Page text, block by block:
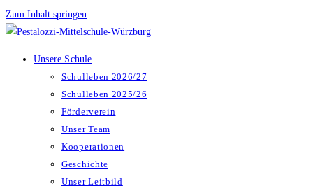
Zum Inhalt springen
Unsere Schule
Schulleben 2026/27
Schulleben 2025/26
Förderverein
Unser Team
Kooperationen
Geschichte
Unser Leitbild